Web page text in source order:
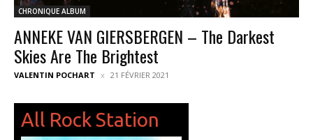
CHRONIQUE ALBUM
ANNEKE VAN GIERSBERGEN – The Darkest
Skies Are The Brightest
VALENTIN POCHART 21 FÉVRIER 2021